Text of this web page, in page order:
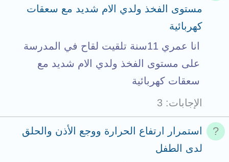
مستوى الفخذ ولدي الام شديد مع سعقات
كهربائية
انا عمري 11سنة تلقيت لقاح في المدرسة
على مستوى الفخذ ولدي الام شديد مع
سعقات كهربائية
الإجابات
3
استمرار ارتفاع الحرارة ووجع الأذن والحلق
لدى الطفل